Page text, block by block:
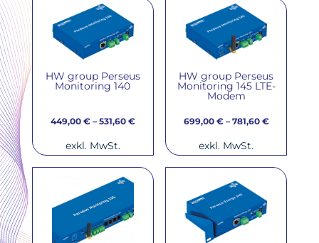
HW group Perseus
Monitoring 140
449,00 €– 531,60 €
exkl. MwSt.
HW group Perseus
Monitoring 145 LTE-
Modem
699,00 €– 781,60 €
exkl. MwSt.